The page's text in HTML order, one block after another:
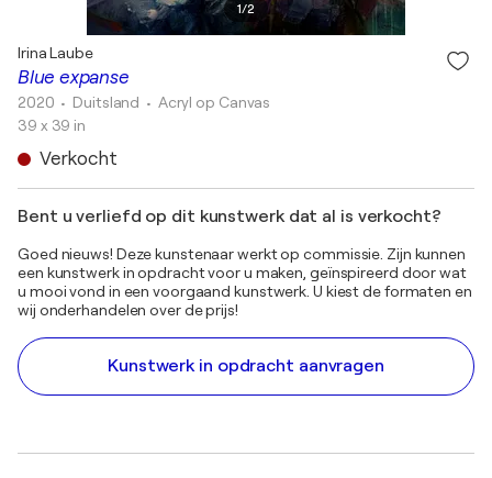
1/2
Blue expanse
Irina Laube
2020 • Duitsland • Acryl op Canvas
39 x 39 in
Verkocht
Bent u verliefd op dit kunstwerk dat al is verkocht?
Goed nieuws! Deze kunstenaar werkt op commissie. Zijn kunnen
een kunstwerk in opdracht voor u maken, geïnspireerd door wat
u mooi vond in een voorgaand kunstwerk. U kiest de formaten en
wij onderhandelen over de prijs!
Kunstwerk in opdracht aanvragen